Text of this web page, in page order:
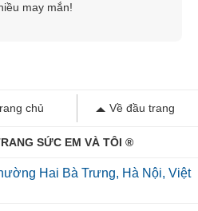
may mắn!
chủ Về đầu trang
SỨC EM VÀ TÔI ®
Hai Bà Trưng, Hà Nội, Việt